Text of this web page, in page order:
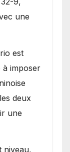
une
est
à imposer
deux
une
niveau,